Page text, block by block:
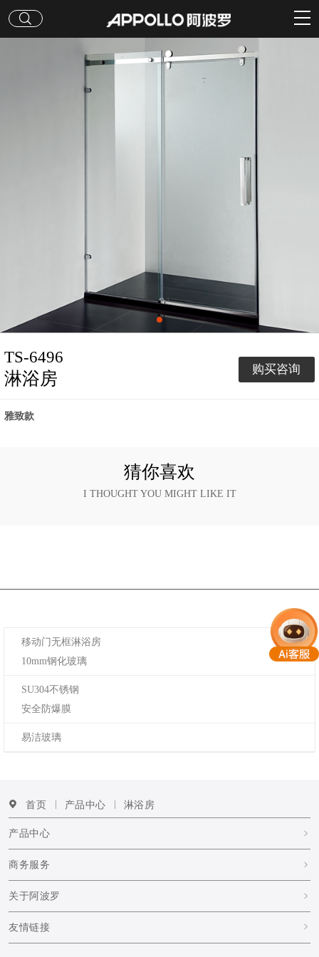
TS-6496
淋浴房 购买咨询
雅致款
猜你喜欢
I THOUGHT YOU MIGHT LIKE IT
移动门无框淋浴房
10mm钢化玻璃
SU304不锈钢
安全防爆膜
易洁玻璃
首页 产品中心 淋浴房
产品中心
商务服务
关于阿波罗
友情链接